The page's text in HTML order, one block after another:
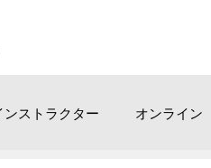
ンストラクター オンライン